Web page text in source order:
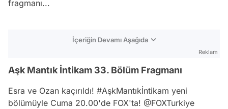
fragmanı...
İçeriğin Devamı Aşağıda
Reklam
Aşk Mantık İntikam 33. Bölüm Fragmanı
Esra ve Ozan kaçırıldı! #AşkMantıkİntikam yeni
bölümüyle Cuma 20.00'de FOX'ta! @FOXTurkiye